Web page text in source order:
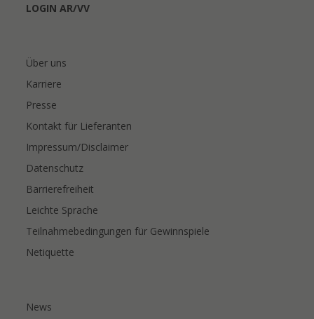
LOGIN AR/VV
Über uns
Karriere
Presse
Kontakt für Lieferanten
Impressum/Disclaimer
Datenschutz
Barrierefreiheit
Leichte Sprache
Teilnahmebedingungen für Gewinnspiele
Netiquette
News